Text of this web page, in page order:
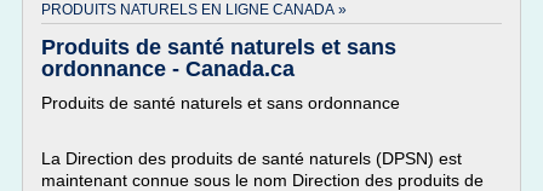
PRODUITS NATURELS EN LIGNE CANADA »
Produits de santé naturels et sans
ordonnance - Canada.ca
Produits de santé naturels et sans ordonnance
La Direction des produits de santé naturels (DPSN) est
maintenant connue sous le nom Direction des produits de